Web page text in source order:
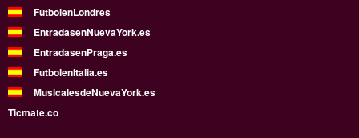
FutbolenLondres
EntradasenNuevaYork.es
EntradasenPraga.es
FutbolenItalia.es
MusicalesdeNuevaYork.es
Ticmate.co